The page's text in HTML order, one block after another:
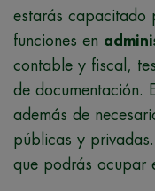
estarás capacitado
funciones en
contable y fiscal,
de documentación.
además de
públicas y
que podrás ocupar